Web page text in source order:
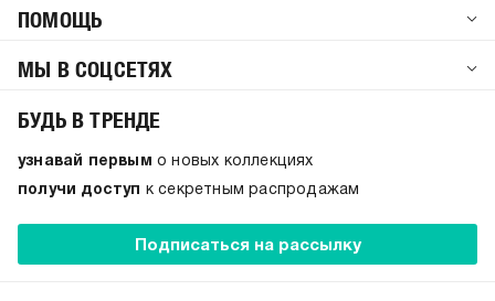
ПОМОЩЬ
МЫ В СОЦСЕТЯХ
БУДЬ В ТРЕНДЕ
узнавай первым о новых коллекциях
получи доступ
к секретным распродажам
Подписаться на рассылку